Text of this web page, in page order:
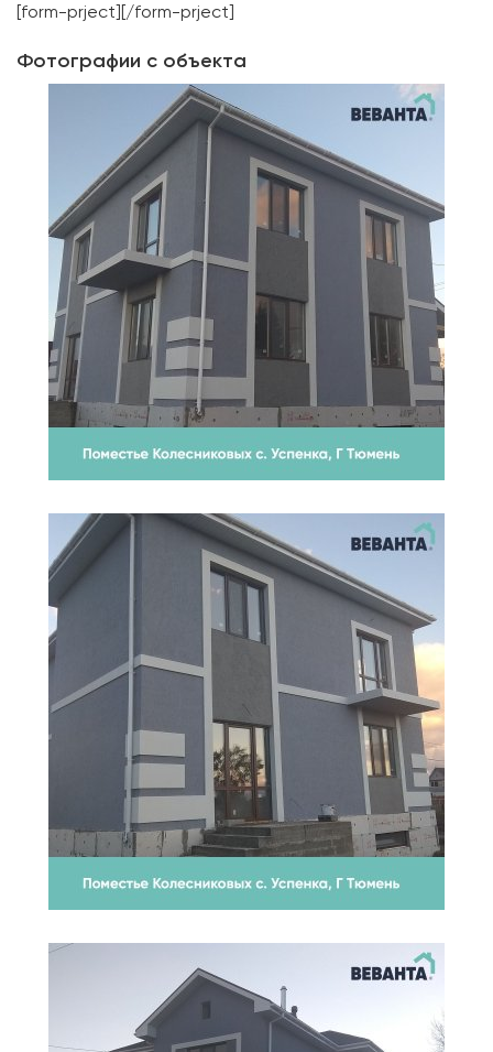
[form-prject][/form-prject]
Фотографии с объекта